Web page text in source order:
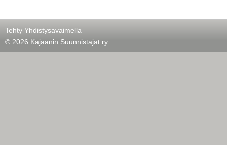
Tehty Yhdistysavaimella
© 2026 Kajaanin Suunnistajat ry